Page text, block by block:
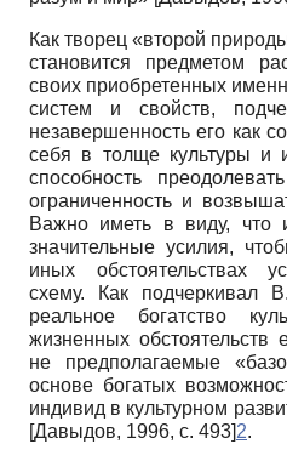
Как творец «второй
становится предметом
своих приобретенных
систем и свойств,
незавершенность его как
себя в толще культуры и
способность
ограниченность и
Важно иметь в виду, что
значительные усилия,
иных обстоятельствах
схему. Как подчеркивал
реальное богатство
жизненных обстоятельств
не предполагаемые
основе богатых
индивид в культурном
[Давыдов, 1996, с. 493]2.